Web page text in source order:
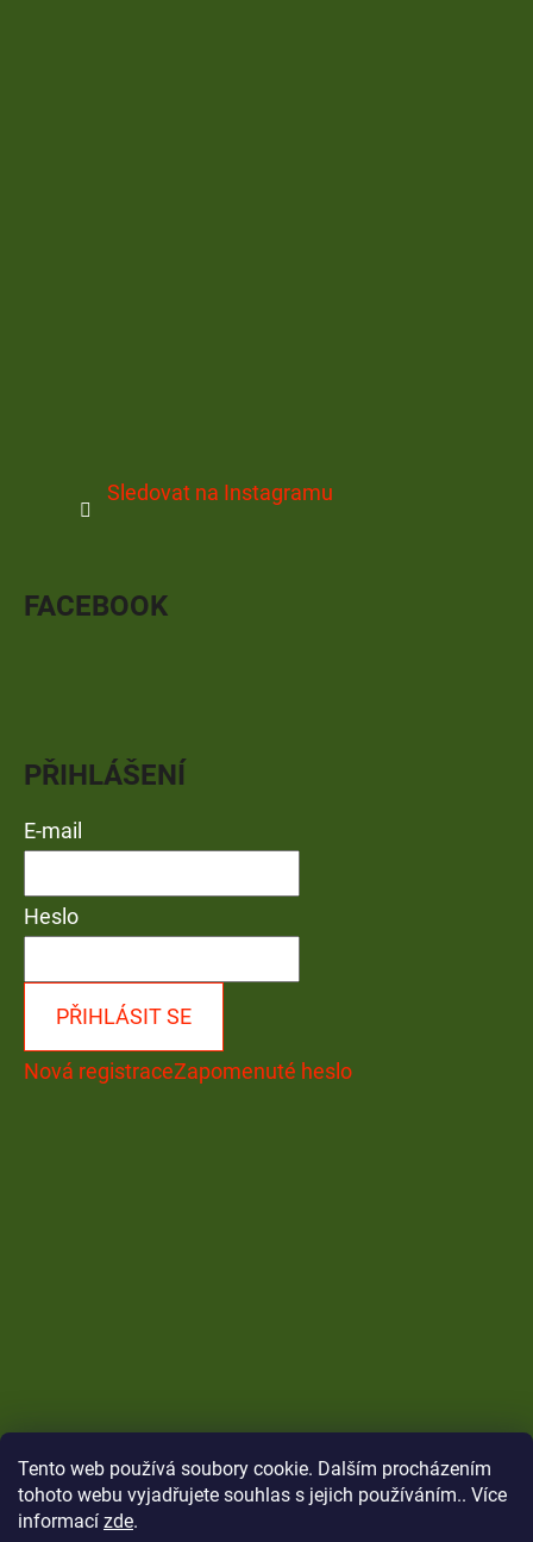
Tento web používá soubory cookie. Dalším procházením
tohoto webu vyjadřujete souhlas s jejich používáním.. Více
informací zde.
Sledovat na Instagramu
FACEBOOK
PŘIHLÁŠENÍ
E-mail
Heslo
PŘIHLÁSIT SE
Nová registraceZapomenuté heslo